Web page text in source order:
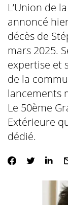
L’Union de
annoncé
décès de
mars 2025.
expertise et
de la
lancements
Le 50ème
Extérieure
dédié.